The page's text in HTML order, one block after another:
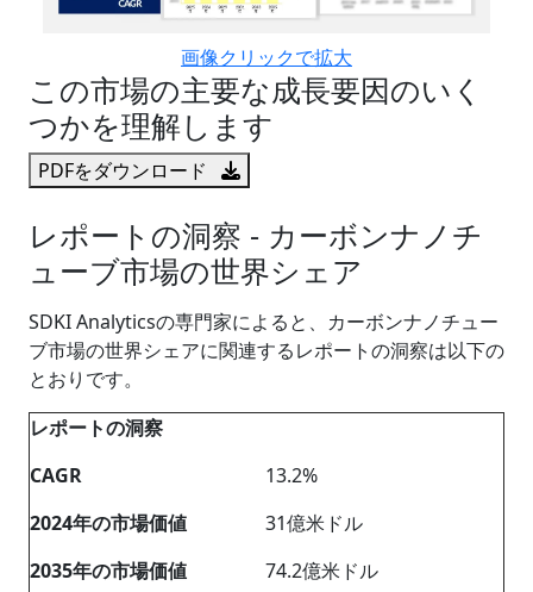
画像クリックで拡大
この市場の主要な成長要因のいく
つかを理解します
PDFをダウンロード
レポートの洞察 - カーボンナノチ
ューブ市場の世界シェア
SDKI Analyticsの専門家によると、カーボンナノチュー
ブ市場の世界シェアに関連するレポートの洞察は以下の
とおりです。
レポートの洞察
CAGR
13.2%
2024年の市場価値
31億米ドル
2035年の市場価値
74.2億米ドル